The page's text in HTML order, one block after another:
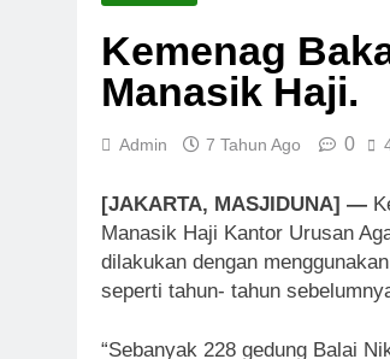
Kemenag
Manasik Haji.
Admin 7 Tahun Ago 0
[JAKARTA, MASJIDUNA] —
Manasik Haji Kantor Urusan
dilakukan dengan
seperti tahun- tahun
“Sebanyak 228 gedung Balai